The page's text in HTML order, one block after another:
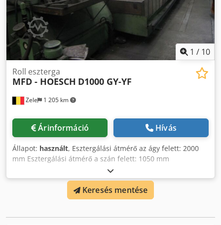
1 / 10
Zele 1 205 km
Roll eszterga
MFD - HOESCH D1000 GY-YF
Árinformáció Hívás
Állapot: használt, Esztergálási átmérő az ágy felett: 2000
mm Esztergálási átmérő a szán felett: 1050 mm
Chodeyuqfljpfx Ap Hea Esztergálási hossz: 7000 mm
Fordulatszám: 1,6 - 250 ford/perc Feszültség: 380 V 4-pofás
tokmány Ø 1.230 mm Heidenhain digitális pozíciókijelző A
műszaki adatok a gyártó vagy az üzemeltető információin
Keresés mentése